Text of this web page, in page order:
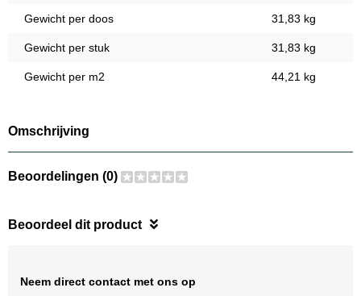
Gewicht per doos 31,83 kg
Gewicht per stuk 31,83 kg
Gewicht per m2 44,21 kg
Omschrijving
Beoordelingen (0)
Beoordeel dit product
Neem direct contact met ons op